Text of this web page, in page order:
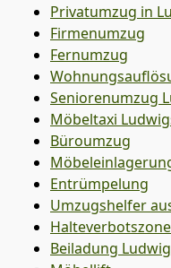
Privatumzug in
Firmenumzug
Fernumzug
Seniorenumzug
Möbeltaxi
Büroumzug
Entrümpelung
Umzugshelfer
Beiladung